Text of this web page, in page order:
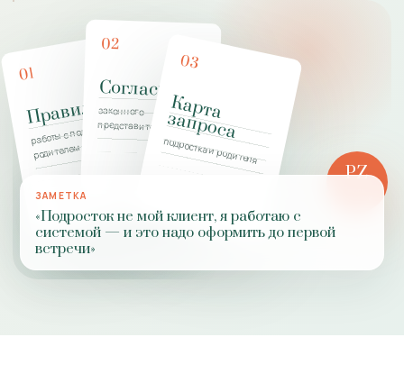
01
Правила
работы с подростком и
родителем
02
Согласие
законного
представителя
03
К
а
р
т
а
з
а
п
р
о
с
а
подростка и родителя
PZ
ЗАМЕТКА
«Подросток не мой клиент, я работаю с
системой — и это надо оформить до первой
встречи»